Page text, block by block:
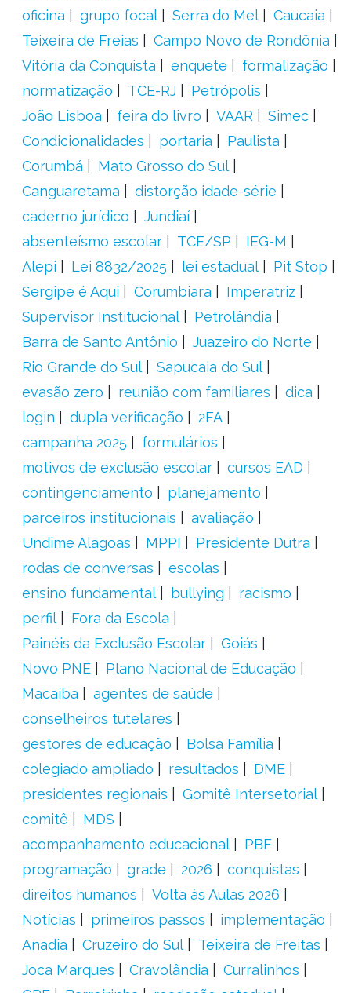
oficina
grupo focal Serra do Mel
Caucaia
Teixeira de Freias
Campo Novo de Rondônia
Vitória da Conquista
enquete
formalização
normatização
TCE-RJ
Petrópolis
João Lisboa
feira do livro VAAR
Simec
Condicionalidades
portaria
Paulista
Corumbá
Mato Grosso do Sul
Canguaretama
distorção idade-série
caderno jurídico
Jundiaí
absenteísmo escolar
TCE/SP
IEG-M
Alepi
Lei 8832/2025 lei estadual
Pit Stop
Sergipe é Aqui
Corumbiara
Imperatriz
Supervisor Institucional
Petrolândia
Barra de Santo Antônio
Juazeiro do Norte
Rio Grande do Sul
Sapucaia do Sul
evasão zero
reunião com familiares
dica
login
dupla verificação
2FA
campanha 2025
formulários
motivos de exclusão escolar
cursos EAD
contingenciamento
planejamento
parceiros institucionais
avaliação
Undime Alagoas
MPPI
Presidente Dutra
rodas de conversas
escolas
ensino fundamental
bullying
racismo
perfil
Fora da Escola
Painéis da Exclusão Escolar
Goiás
Novo PNE
Plano Nacional de Educação
Macaíba
agentes de saúde
conselheiros tutelares
gestores de educação
Bolsa Família
colegiado ampliado
resultados
DME
presidentes regionais
Gomitê Intersetorial
comitê
MDS
acompanhamento educacional
PBF
programação
grade 2026
conquistas
direitos humanos
Volta às Aulas 2026
Notícias
primeiros passos
implementação
Anadia
Cruzeiro do Sul
Teixeira de Freitas
Joca Marques
Cravolândia
Curralinhos